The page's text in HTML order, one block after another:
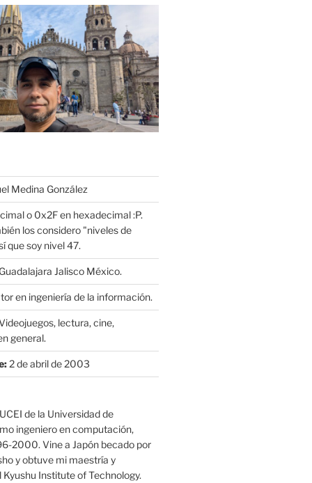
Medina González
o 0x2F en hexadecimal :P.
los considero "niveles de
que soy nivel 47.
Jalisco México.
en ingeniería de la información.
lectura, cine,
general.
2 de abril de 2003
de la Universidad de
ingeniero en computación,
2000. Vine a Japón becado por
y obtuve mi maestría y
Institute of Technology.